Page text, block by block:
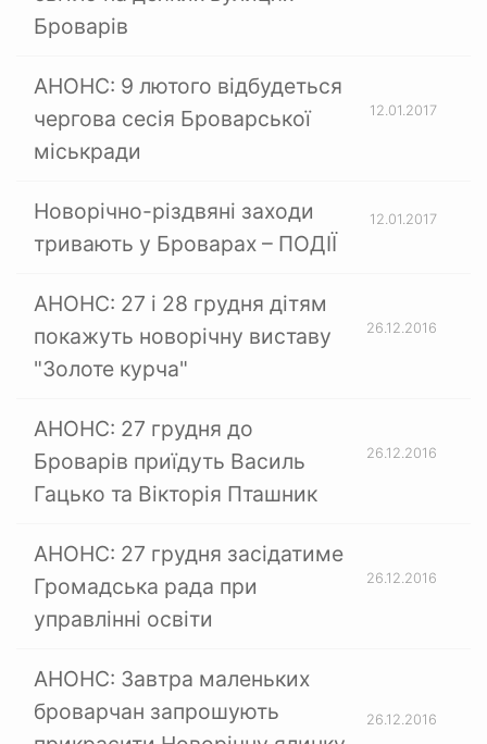
Броварів
АНОНС: 9 лютого відбудеться
чергова сесія Броварської
міськради
12.01.2017
Новорічно-різдвяні заходи
тривають у Броварах – ПОДІЇ
12.01.2017
АНОНС: 27 і 28 грудня дітям
покажуть новорічну виставу
"Золоте курча"
26.12.2016
АНОНС: 27 грудня до
Броварів приїдуть Василь
Гацько та Вікторія Пташник
26.12.2016
АНОНС: 27 грудня засідатиме
Громадська рада при
управлінні освіти
26.12.2016
АНОНС: Завтра маленьких
броварчан запрошують
26.12.2016